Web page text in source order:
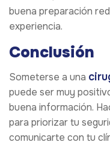
buena preparación
experiencia.
Conclusión
Someterse a una
puede ser muy
buena información.
para priorizar tu
comunicarte con tu